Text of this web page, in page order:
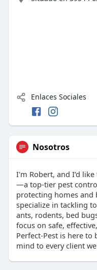
Enlaces Sociales
Nosotros
I'm Robert, and I’d
—a top-tier pest
protecting homes and
specialize in tackling
ants, rodents, bed
focus on safe,
Perfect-Pest is here
mind to every client